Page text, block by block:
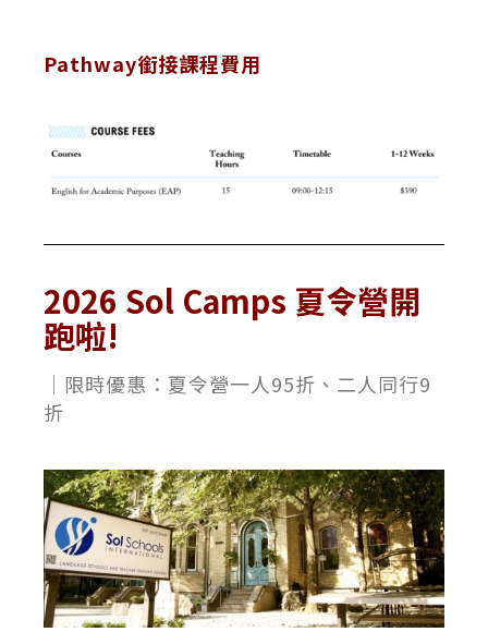
Pathway銜接課程費用
2026 Sol Camps 夏令營開
跑啦!
｜限時優惠： 夏令營一人95折、二人同行9
折